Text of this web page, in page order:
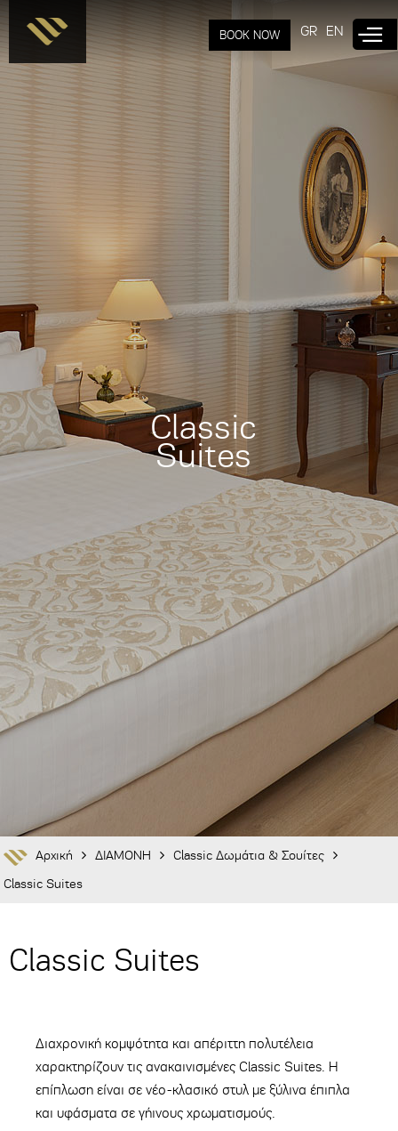
κυρίως
περιεχόμενο
BOOK NOW GR EN
Classic
Suites
Αρχική ΔΙΑΜΟΝΗ
Classic Δωμάτια & Σουίτες
Classic Suites
Classic Suites
Διαχρονική κομψότητα και απέριττη πολυτέλεια
χαρακτηρίζουν τις ανακαινισμένες Classic Suites. Η
επίπλωση είναι σε νέο-κλασικό στυλ με ξύλινα έπιπλα
και υφάσματα σε γήινους χρωματισμούς.